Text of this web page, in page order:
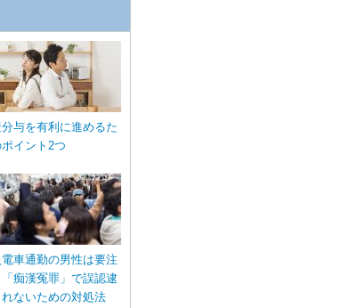
分与を有利に進めるた
イント2つ
車通勤の男性は要注
痴漢冤罪」で誤認逮
ないための対処法